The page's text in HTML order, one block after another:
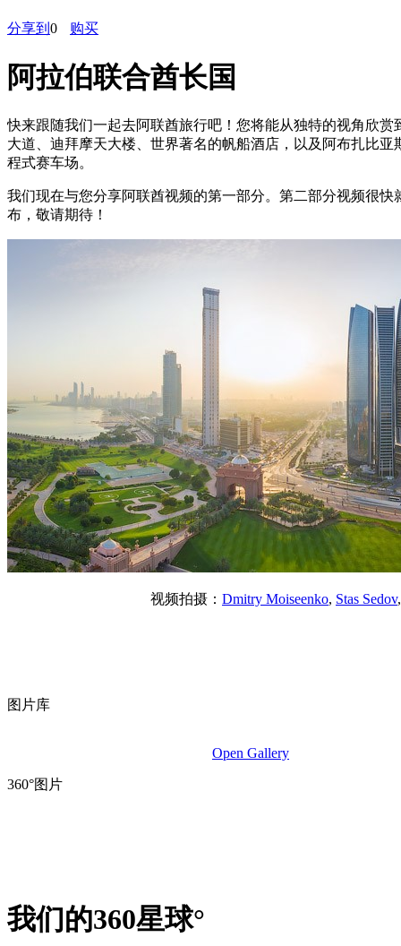
分享到 0 购买
阿拉伯联合酋长国
快来跟随我们一起去阿联酋旅行吧！您将能从独特的视角欣赏
大道、迪拜摩天大楼、世界著名的帆船酒店，以及阿布扎比亚
程式赛车场。
我们现在与您分享阿联酋视频的第一部分。第二部分视频很快
布，敬请期待！
视频拍摄： Dmitry Moiseenko, Stas Sedov
图片库
Open Gallery
360°图片
我们的360星球°